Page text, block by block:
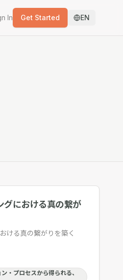
In Get Started EN
グにおける真の繋が
ける真の繋がりを築く
・プロセスから得られる、